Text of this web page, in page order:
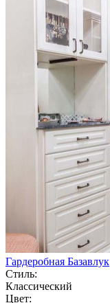
Гардеробная Базавлук
Стиль:
Классический
Цвет: